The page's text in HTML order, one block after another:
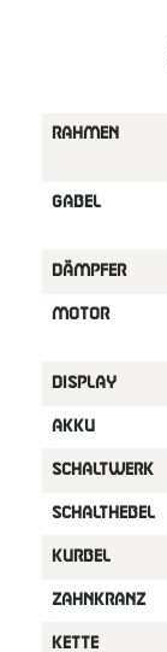
RAHMEN
GABEL
DäMPFER
MOTOR
DISPLAY
AKKU
SCHALTWERK
SCHALTHEBEL
KURBEL
ZAHNKRANZ
KETTE